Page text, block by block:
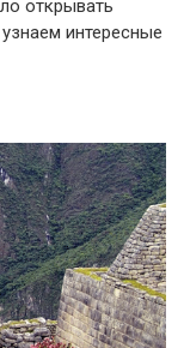
открывать
интересные